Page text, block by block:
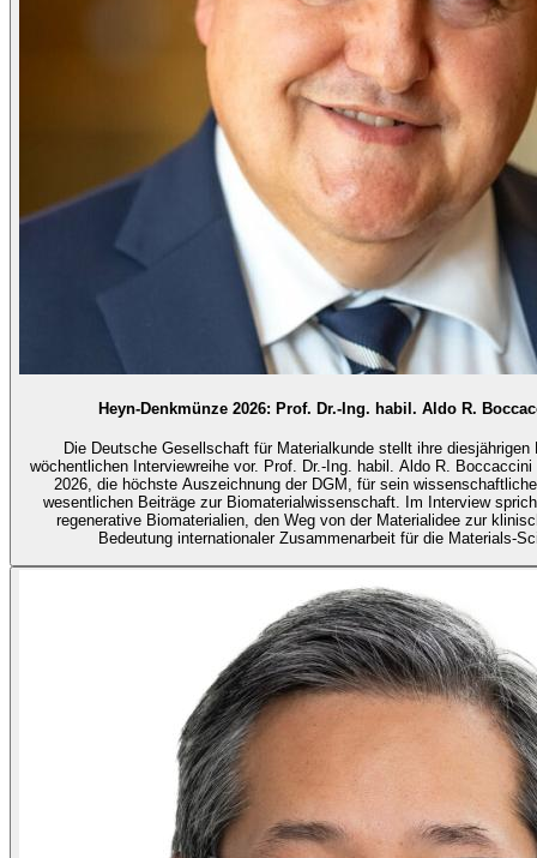
Heyn-Denkmünze 2026: Prof. Dr.-Ing. habil. Aldo R.
Die Deutsche Gesellschaft für Materialkunde stellt ihre diesjährigen
wöchentlichen Interviewreihe vor. Prof. Dr.-Ing. habil. Aldo R.
2026, die höchste Auszeichnung der DGM, für sein
wesentlichen Beiträge zur Biomaterialwissenschaft. Im Interview
regenerative Biomaterialien, den Weg von der Materialidee zur
Bedeutung internationaler Zusammenarbeit für die Materials-